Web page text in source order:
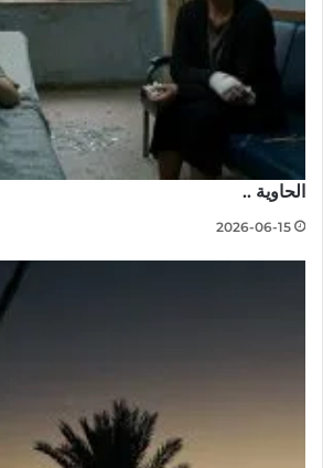
الحاوية ..
2026-06-15